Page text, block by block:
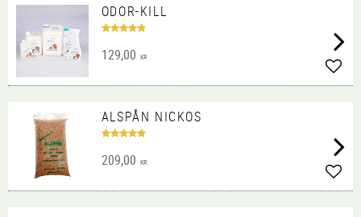
ODOR-KILL
129,00 KR
ALSPÅN NICKOS
209,00 KR